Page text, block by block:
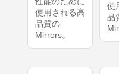
使用される高
品質の
Mirrors。
使
品